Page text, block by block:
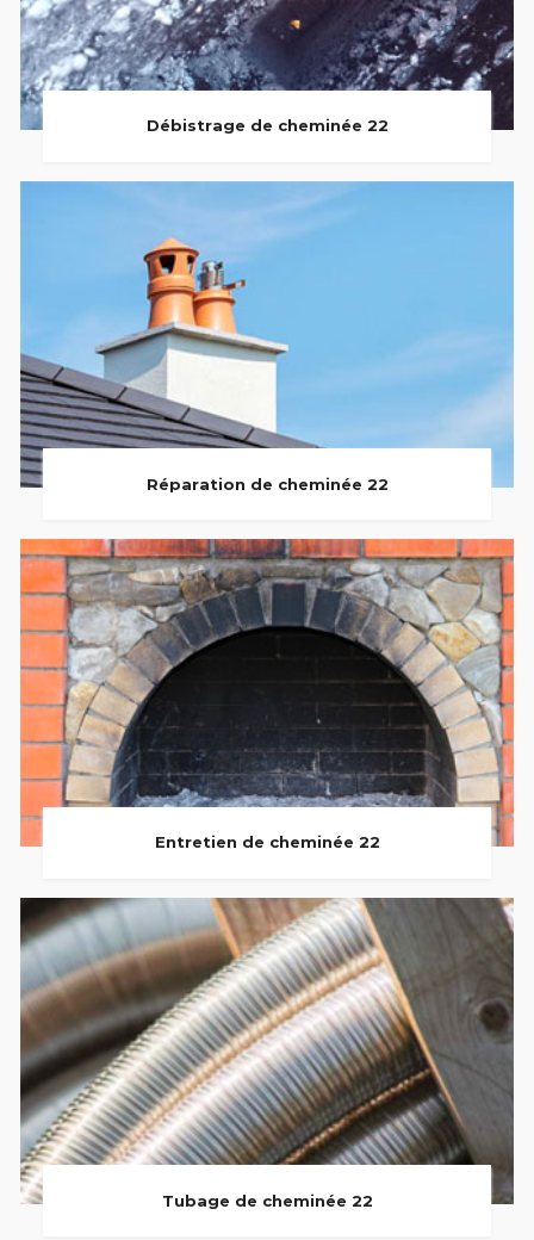
Débistrage de cheminée 22
Réparation de cheminée 22
Entretien de cheminée 22
Tubage de cheminée 22